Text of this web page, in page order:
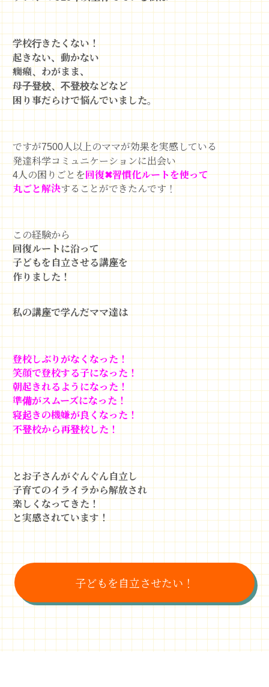
学校行きたくない！
起きない、動かない
癇癪、わがまま、
母子登校、不登校などなど
困り事だらけで悩んでいました。
ですが7500人以上のママが効果を実感している
発達科学コミュニケーションに出会い
4人の困りごとを回復✖︎習慣化ルートを使って
丸ごと解決することができたんです！
この経験から
回復ルートに沿って
子どもを自立させる講座を
作りました！
私の講座で学んだママ達は
登校しぶりがなくなった！
笑顔で登校する子になった！
朝起きれるようになった！
準備がスムーズになった！
寝起きの機嫌が良くなった！
不登校から再登校した！
とお子さんがぐんぐん自立し
子育てのイライラから解放され
楽しくなってきた！
と実感されています！
子どもを自立させたい！